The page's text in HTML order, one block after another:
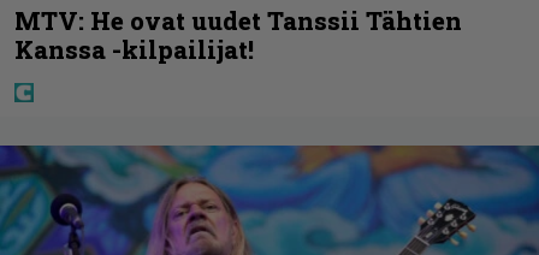
MTV: He ovat uudet Tanssii Tähtien
Kanssa -kilpailijat!